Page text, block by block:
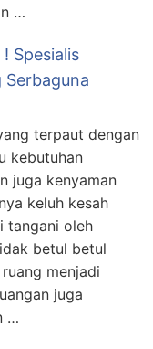
…
Spesialis
Serbaguna
terpaut dengan
kebutuhan
juga kenyaman
keluh kesah
tangani oleh
betul betul
menjadi
juga
…